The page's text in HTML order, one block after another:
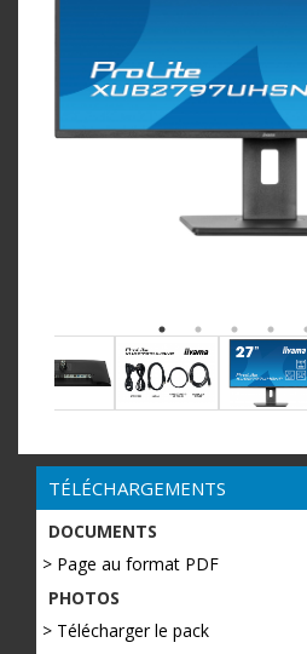
TÉLÉCHARGEMENTS
DOCUMENTS
> Page au format PDF
PHOTOS
> Télécharger le pack